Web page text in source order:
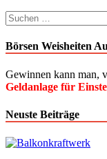
Suchen
nach:
Börsen Weisheiten
Gewinnen kann man,
Geldanlage für
Neuste Beiträge